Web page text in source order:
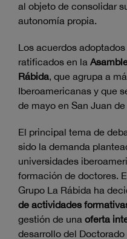
al objeto de consolidar
autonomía propia.
Los acuerdos
ratificados en la
Rábida, que agrupa a
Iberoamericanas y que
de mayo en San Juan
El principal tema de
sido la demanda
universidades
formación de doctores.
Grupo La Rábida ha
de actividades
gestión de una oferta
desarrollo del